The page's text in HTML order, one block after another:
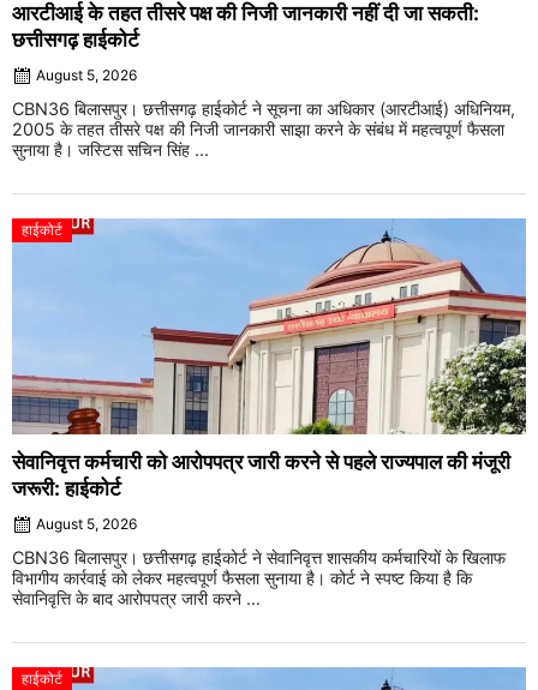
आरटीआई के तहत तीसरे पक्ष की निजी जानकारी नहीं दी जा सकती:
छत्तीसगढ़ हाईकोर्ट
August 5, 2026
CBN36 बिलासपुर। छत्तीसगढ़ हाईकोर्ट ने सूचना का अधिकार (आरटीआई) अधिनियम,
2005 के तहत तीसरे पक्ष की निजी जानकारी साझा करने के संबंध में महत्वपूर्ण फैसला
सुनाया है। जस्टिस सचिन सिंह ...
हाईकोर्ट
सेवानिवृत्त कर्मचारी को आरोपपत्र जारी करने से पहले राज्यपाल की मंजूरी
जरूरी: हाईकोर्ट
August 5, 2026
CBN36 बिलासपुर। छत्तीसगढ़ हाईकोर्ट ने सेवानिवृत्त शासकीय कर्मचारियों के खिलाफ
विभागीय कार्रवाई को लेकर महत्वपूर्ण फैसला सुनाया है। कोर्ट ने स्पष्ट किया है कि
सेवानिवृत्ति के बाद आरोपपत्र जारी करने ...
हाईकोर्ट